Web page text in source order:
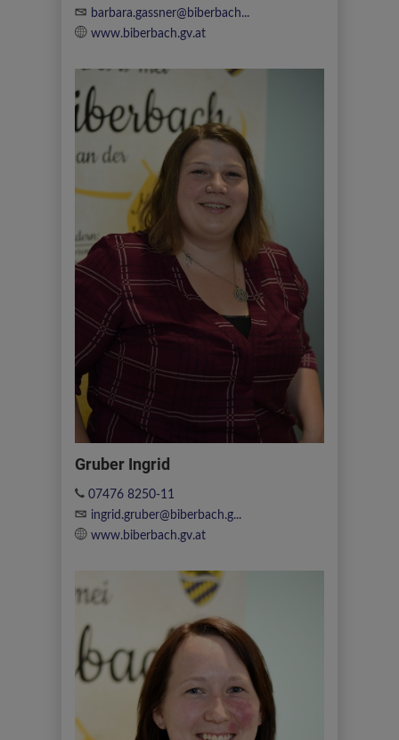
barbara.gassner@biberbach...
www.biberbach.gv.at
Gruber Ingrid
07476 8250-11
ingrid.gruber@biberbach.g...
www.biberbach.gv.at